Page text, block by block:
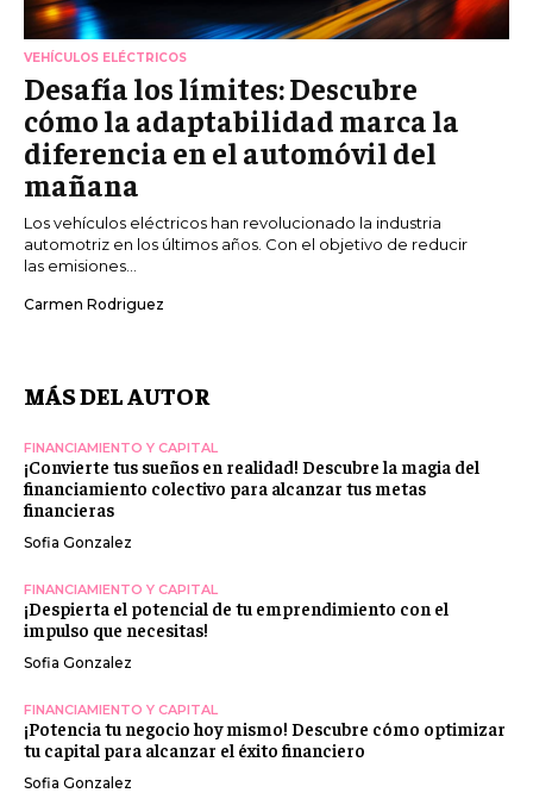
VEHÍCULOS ELÉCTRICOS
Desafía los límites: Descubre
cómo la adaptabilidad marca la
diferencia en el automóvil del
mañana
Los vehículos eléctricos han revolucionado la industria
automotriz en los últimos años. Con el objetivo de reducir
las emisiones...
Carmen Rodriguez
MÁS DEL AUTOR
FINANCIAMIENTO Y CAPITAL
¡Convierte tus sueños en realidad! Descubre la magia del
financiamiento colectivo para alcanzar tus metas
financieras
Sofia Gonzalez
FINANCIAMIENTO Y CAPITAL
¡Despierta el potencial de tu emprendimiento con el
impulso que necesitas!
Sofia Gonzalez
FINANCIAMIENTO Y CAPITAL
¡Potencia tu negocio hoy mismo! Descubre cómo optimizar
tu capital para alcanzar el éxito financiero
Sofia Gonzalez